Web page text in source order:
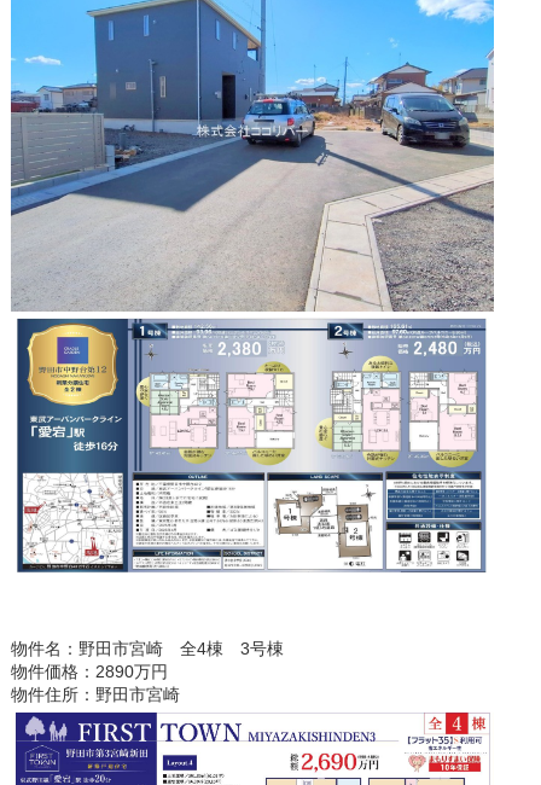
物件名：野田市宮崎 全4棟 3号棟
物件価格：2890万円
物件住所：野田市宮崎